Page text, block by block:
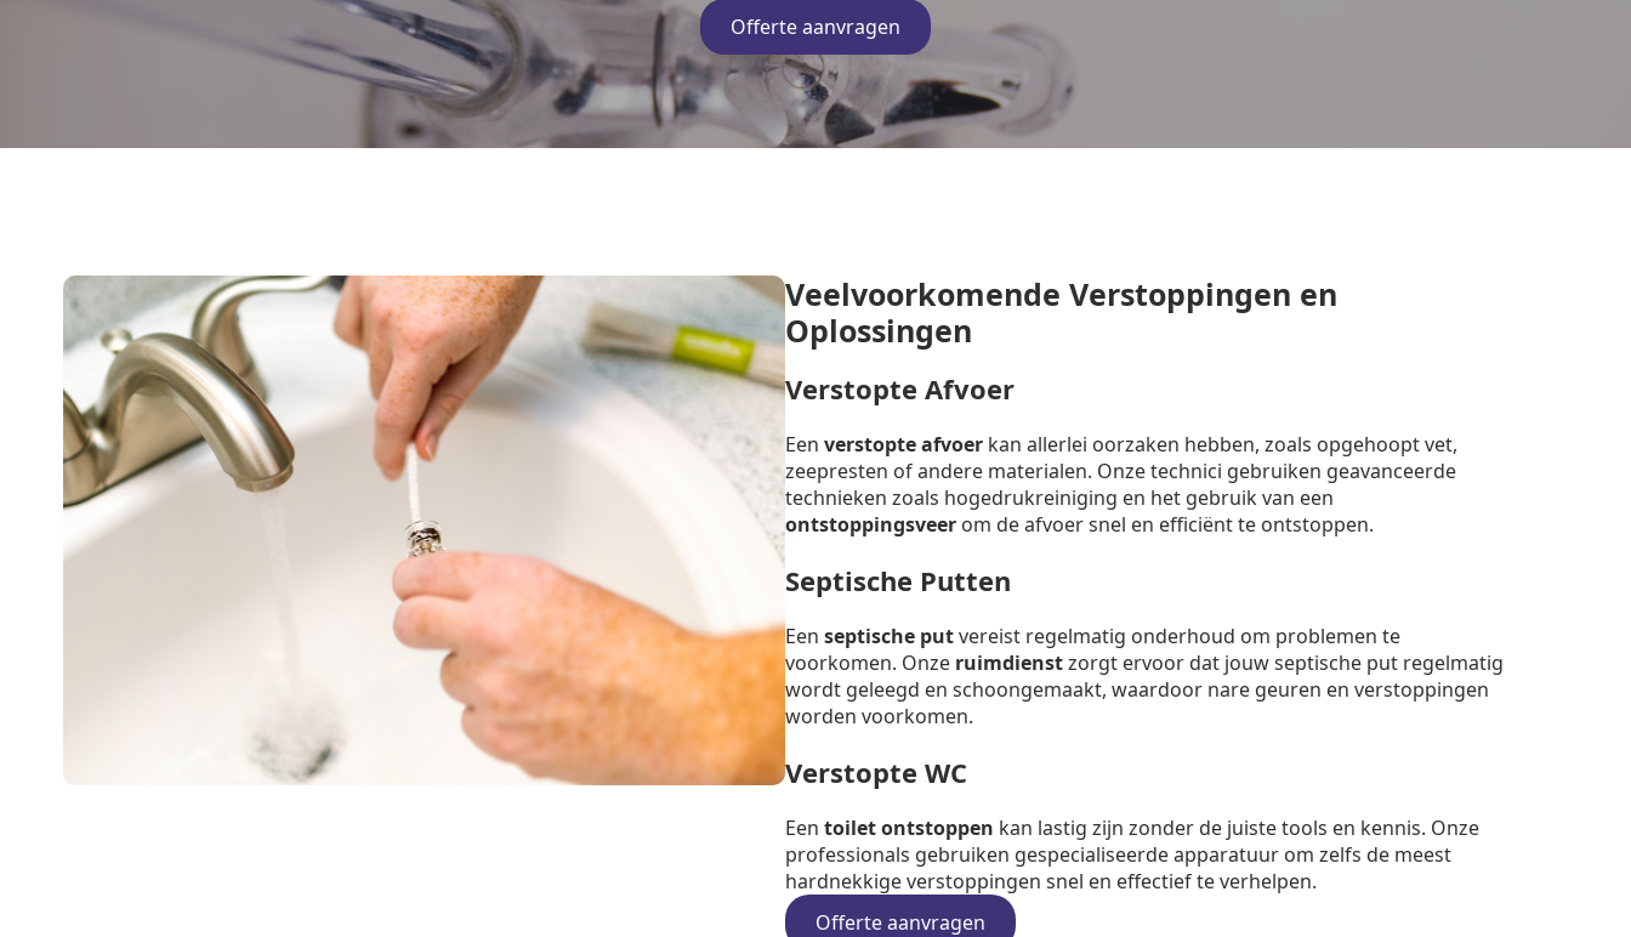
Offerte aanvragen
Veelvoorkomende Verstoppingen en
Oplossingen
Verstopte Afvoer
Een verstopte afvoer kan allerlei oorzaken hebben, zoals opgehoopt vet,
zeepresten of andere materialen. Onze technici gebruiken geavanceerde
technieken zoals hogedrukreiniging en het gebruik van een
ontstoppingsveer om de afvoer snel en efficiënt te ontstoppen.
Septische Putten
Een septische putvereist regelmatig onderhoud om problemen te
voorkomen. Onze ruimdienstzorgt ervoor dat jouw septische put regelmatig
wordt geleegd en schoongemaakt, waardoor nare geuren en verstoppingen
worden voorkomen.
Verstopte WC
Een toilet ontstoppen kan lastig zijn zonder de juiste tools en kennis. Onze
professionals gebruiken gespecialiseerde apparatuur om zelfs de meest
hardnekkige verstoppingen snel en effectief te verhelpen.
Offerte aanvragen